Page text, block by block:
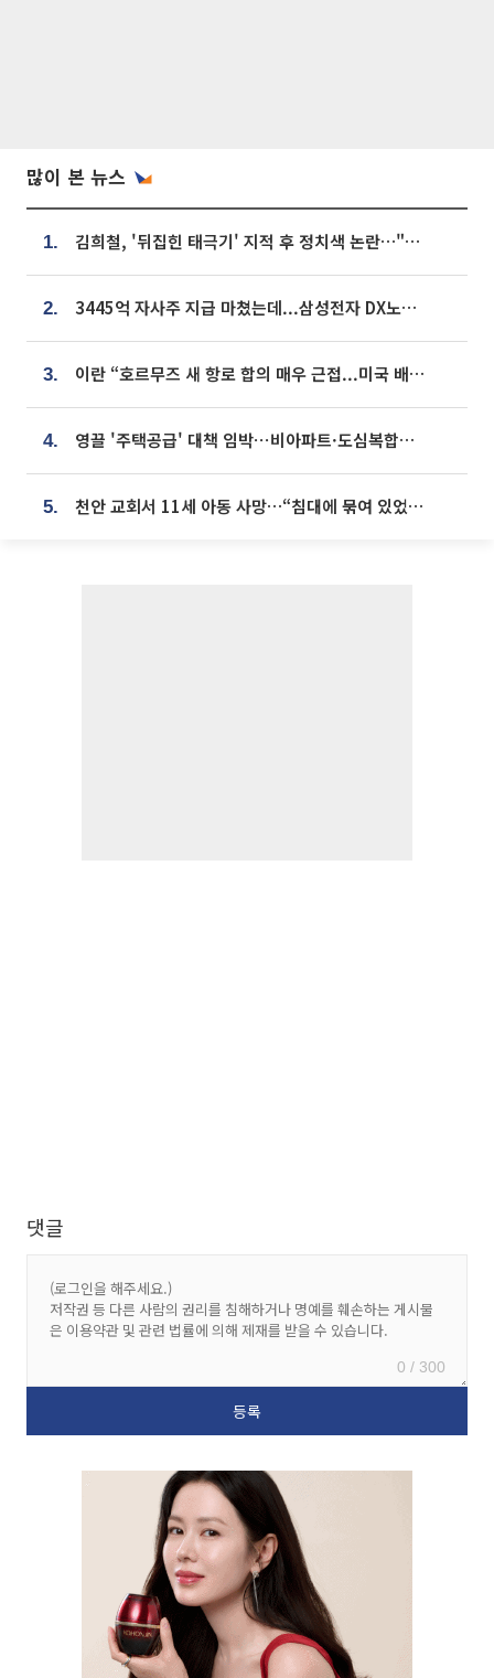
많이 본 뉴스
1. 김희철, '뒤집힌 태극기' 지적 후 정치색 논란…"좌우 떠나 우리나라 국기"
2. 3445억 자사주 지급 마쳤는데...삼성전자 DX노조, 뒤늦은 '떼쓰기 집회'
3. 이란 “호르무즈 새 항로 합의 매우 근접...미국 배상 먼저”
4. 영끌 '주택공급' 대책 임박⋯비아파트·도심복합까지 총동원
5. 천안 교회서 11세 아동 사망…“침대에 묶여 있었다” 진술 확보
댓글
0 / 300